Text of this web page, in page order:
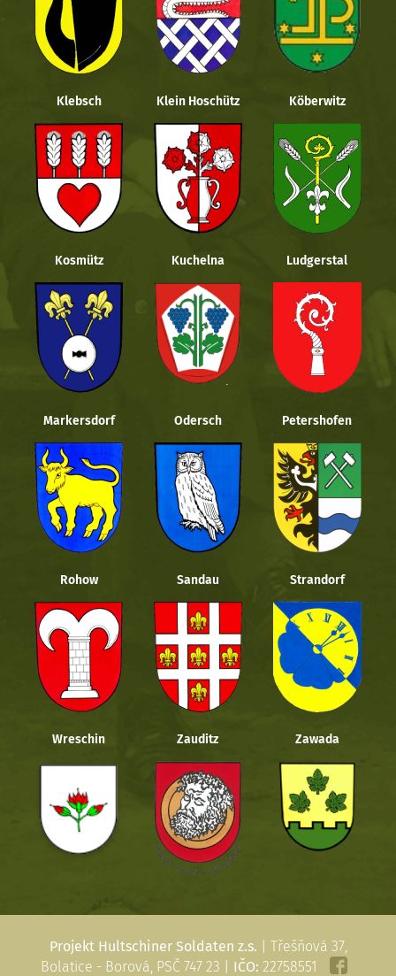
Klebsch Klein Hoschütz Köberwitz
Kosmütz Kuchelna Ludgerstal
Markersdorf Odersch Petershofen
Rohow Sandau Strandorf
Wreschin Zauditz Zawada
Projekt Hultschiner Soldaten z.s. | Třešňová 37,
Bolatice - Borová, PSČ 747 23 | IČO: 22758551